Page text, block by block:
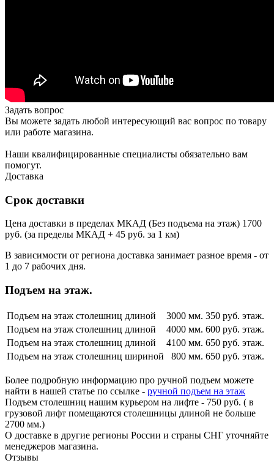
Задать вопрос
Вы можете задать любой интересующий вас вопрос по товару
или работе магазина.
Наши квалифицированные специалисты обязательно вам
помогут.
Доставка
Срок доставки
Цена доставки в пределах МКАД (Без подъема на этаж) 1700
руб. (за пределы МКАД + 45 руб. за 1 км)
В зависимости от региона доставка занимает разное время - от
1 до 7 рабочих дня.
Подъем на этаж.
Подъем на этаж столешниц длиной 3000 мм. 350 руб. этаж.
Подъем на этаж столешниц длиной
4000 мм. 600 руб. этаж.
Подъем на этаж столешниц длиной
4100 мм. 650 руб. этаж.
Подъем на этаж столешниц шириной
800 мм. 650 руб. этаж.
Более подробную информацию про ручной подъем можете
найти в нашей статье по ссылке - ручной подъем на этаж
Подъем столешниц нашим курьером на лифте - 750 руб. ( в
грузовой лифт помещаются столешницы длиной не больше
2700 мм.)
О доставке в другие регионы России и страны СНГ уточняйте
менеджеров магазина.
Отзывы